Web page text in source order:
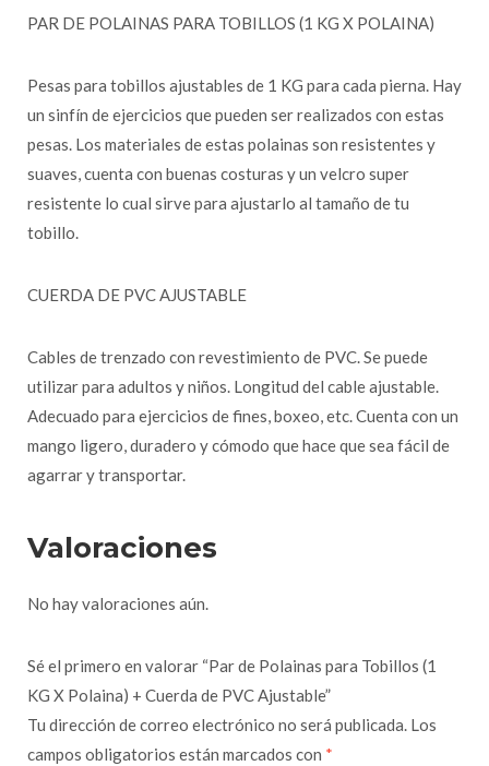
PAR DE POLAINAS PARA TOBILLOS (1 KG X POLAINA)
Pesas para tobillos ajustables de 1 KG para cada pierna. Hay
un sinfín de ejercicios que pueden ser realizados con estas
pesas. Los materiales de estas polainas son resistentes y
suaves, cuenta con buenas costuras y un velcro super
resistente lo cual sirve para ajustarlo al tamaño de tu
tobillo.
CUERDA DE PVC AJUSTABLE
Cables de trenzado con revestimiento de PVC. Se puede
utilizar para adultos y niños. Longitud del cable ajustable.
Adecuado para ejercicios de fines, boxeo, etc. Cuenta con un
mango ligero, duradero y cómodo que hace que sea fácil de
agarrar y transportar.
Valoraciones
No hay valoraciones aún.
Sé el primero en valorar “Par de Polainas para Tobillos (1
KG X Polaina) + Cuerda de PVC Ajustable”
Tu dirección de correo electrónico no será publicada. Los
campos obligatorios están marcados con *